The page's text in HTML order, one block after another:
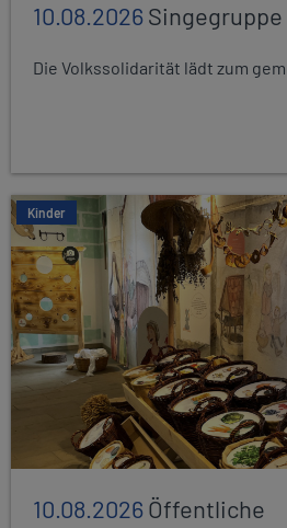
10.08.2026Singegruppe
Die Volkssolidarität lädt zum
Kinder
10.08.2026Öffentliche